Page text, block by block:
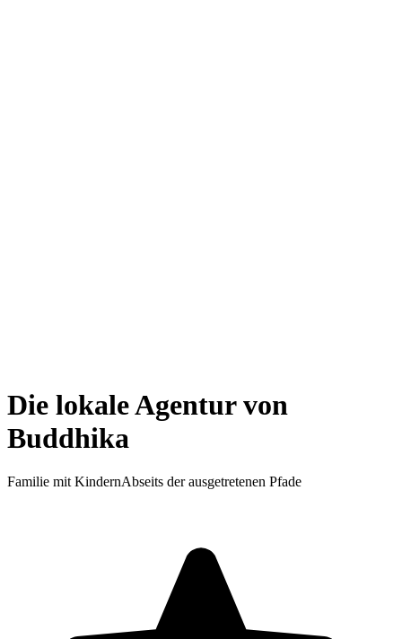
Die lokale Agentur von
Buddhika
Familie mit KindernAbseits der ausgetretenen Pfade